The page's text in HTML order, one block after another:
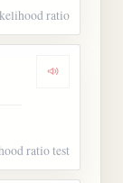
ratio
Dengarkan
ratio test